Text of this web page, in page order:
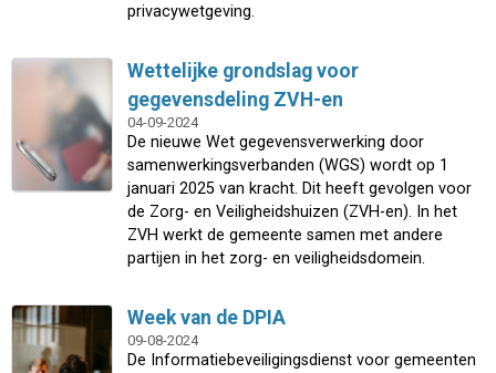
privacywetgeving.
Wettelijke grondslag voor
gegevensdeling ZVH-en
04-09-2024
De nieuwe Wet gegevensverwerking door
samenwerkingsverbanden (WGS) wordt op 1
januari 2025 van kracht. Dit heeft gevolgen voor
de Zorg- en Veiligheidshuizen (ZVH-en). In het
ZVH werkt de gemeente samen met andere
partijen in het zorg- en veiligheidsdomein.
Week van de DPIA
09-08-2024
De Informatiebeveiligingsdienst voor gemeenten